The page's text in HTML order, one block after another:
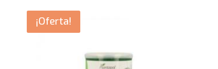
36,95€.31,15€.
¡Oferta!